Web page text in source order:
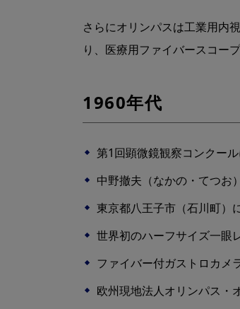
さらにオリンパスは工業用内
り、医療用ファイバースコー
1960年代
第1回顕微鏡観察コンクー
中野撤夫（なかの・てつお
東京都八王子市（石川町）
世界初のハーフサイズ一眼
ファイバー付ガストロカメ
欧州現地法人オリンパス・